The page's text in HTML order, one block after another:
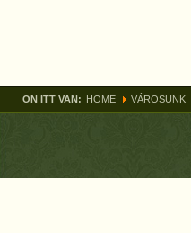
ÖN ITT VAN: HOME VÁROSUNK